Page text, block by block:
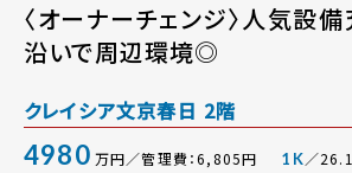
〈オーナーチェンジ〉人気設
沿いで周辺環境◎
クレイシア文京春日 2階
4980 万円／管理費：6,805円 1K／